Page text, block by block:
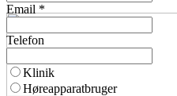
Email *
Telefon
Klinik
Høreapparatbruger